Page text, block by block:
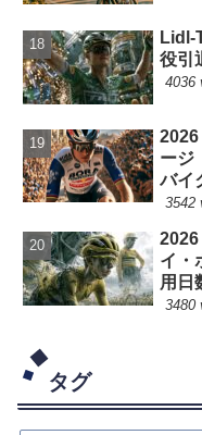
Lidl-
役引
4036
ージ
バイ
3542
イ・
用日
3480
タグ